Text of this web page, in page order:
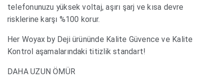
telefonunuzu yüksek voltaj, aşırı şarj ve kısa devre
risklerine karşı %100 korur.
Her Woyax by Deji ürününde Kalite Güvence ve Kalite
Kontrol aşamalarındaki titizlik standart!
DAHA UZUN ÖMÜR